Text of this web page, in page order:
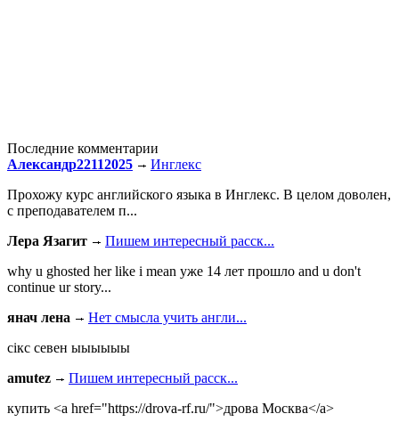
Последние комментарии
Александр22112025
Инглекс
Прохожу курс английского языка в Инглекс. В целом доволен,
с преподавателем п...
Лера Язагит
Пишем интересный расск...
why u ghosted her like i mean уже 14 лет прошло and u don't
continue ur story...
янач лена
Нет смысла учить англи...
сiкс севен ыыыыыы
amutez
Пишем интересный расск...
купить <a href="https://drova-rf.ru/">дрова Москва</a>